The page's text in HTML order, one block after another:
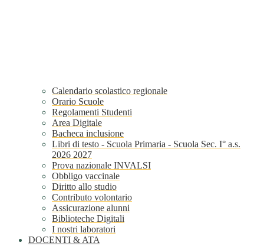
Calendario scolastico regionale
Orario Scuole
Regolamenti Studenti
Area Digitale
Bacheca inclusione
Libri di testo - Scuola Primaria - Scuola Sec. I° a.s.
2026 2027
Prova nazionale INVALSI
Obbligo vaccinale
Diritto allo studio
Contributo volontario
Assicurazione alunni
Biblioteche Digitali
I nostri laboratori
DOCENTI & ATA